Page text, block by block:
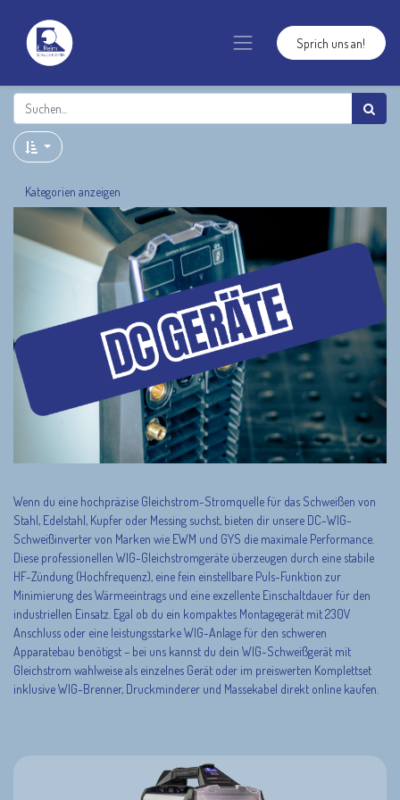
Sprich uns an!
Kategorien anzeigen
Wenn du eine hochpräzise Gleichstrom-Stromquelle für das Schweißen von
Stahl, Edelstahl, Kupfer oder Messing suchst, bieten dir unsere DC-WIG-
Schweißinverter von Marken wie EWM und GYS die maximale Performance.
Diese professionellen WIG-Gleichstromgeräte überzeugen durch eine stabile
HF-Zündung (Hochfrequenz), eine fein einstellbare Puls-Funktion zur
Minimierung des Wärmeeintrags und eine exzellente Einschaltdauer für den
industriellen Einsatz. Egal ob du ein kompaktes Montagegerät mit 230V
Anschluss oder eine leistungsstarke WIG-Anlage für den schweren
Apparatebau benötigst – bei uns kannst du dein WIG-Schweißgerät mit
Gleichstrom wahlweise als einzelnes Gerät oder im preiswerten Komplettset
inklusive WIG-Brenner, Druckminderer und Massekabel direkt online kaufen.